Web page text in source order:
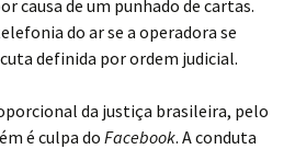
causa de um punhado de cartas.
do ar se a operadora se
definida por ordem judicial.
da justiça brasileira, pelo
é culpa do Facebook. A conduta